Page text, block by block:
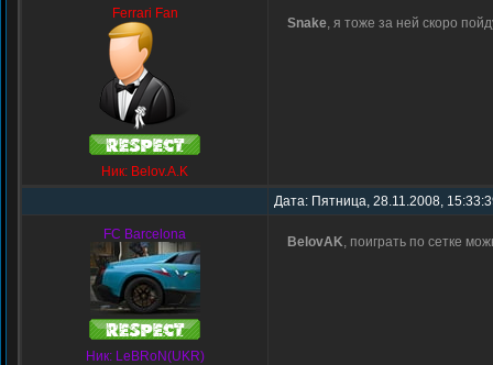
Ferrari Fan
Ник: Belov.A.K
Snake, я тоже за ней скоро
Дата: Пятница, 28.11.2008,
FC Barcelona
Ник: LeBRoN(UKR)
BelovAK, поиграть по сетке